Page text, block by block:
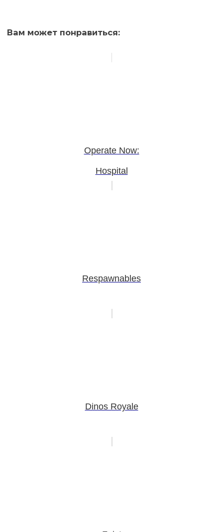
Вам может понравиться:
Operate Now:
Hospital
Respawnables
Dinos Royale